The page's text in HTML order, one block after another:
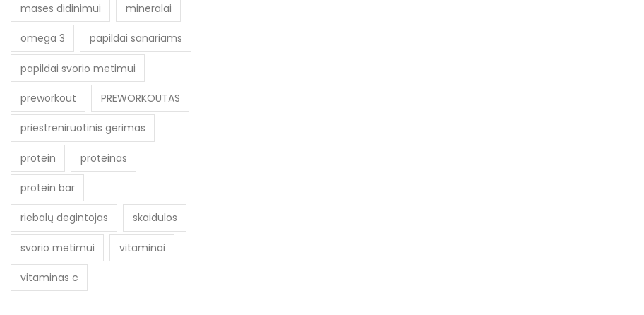
mases didinimui mineralai
omega 3 papildai sanariams
papildai svorio metimui
preworkout PREWORKOUTAS
priestreniruotinis gerimas
protein proteinas
protein bar
riebalų degintojas skaidulos
svorio metimui vitaminai
vitaminas c